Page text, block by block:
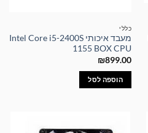
כללי
מעבד איכותי Intel Core i5-2400S
1155 BOX CPU
₪899.00
הוספה לסל